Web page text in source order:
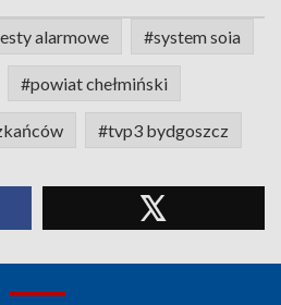
alarmowe #system soia
#powiat chełmiński
#tvp3 bydgoszcz